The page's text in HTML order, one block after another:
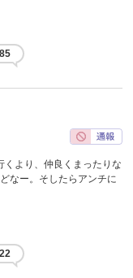
より、仲良くまったりな
なー。そしたらアンチに